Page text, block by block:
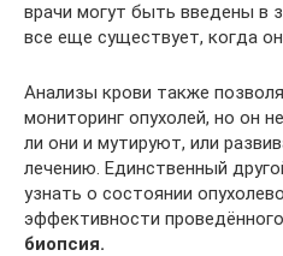
врачи могут быть введены в
все еще существует, когда
Анализы крови также
мониторинг опухолей, но он
ли они и мутируют, или
лечению. Единственный
узнать о состоянии
эффективности
биопсия.